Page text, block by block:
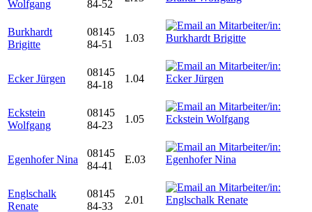
Wolfgang
84-52
Burkhardt
Brigitte
08145
84-51
1.03
Ecker Jürgen
08145
84-18
1.04
Eckstein
Wolfgang
08145
84-23
1.05
Egenhofer Nina
08145
84-41
E.03
Englschalk
Renate
08145
84-33
2.01